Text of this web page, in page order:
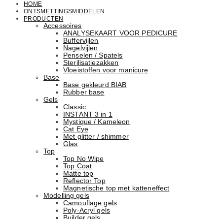
HOME
ONTSMETTINGSMIDDELEN
PRODUCTEN
Accessoires
ANALYSEKAART VOOR PEDICURE
Buffervijlen
Nagelvijlen
Penselen / Spatels
Sterilisatiezakken
Vloeistoffen voor manicure
Base
Basе gekleurd BIAB
Rubber basе
Gels
Classic
INSTANT 3 in 1
Mystique / Kameleon
Cat Eye
Met glitter / shimmer
Glas
Top
Top No Wipe
Top Coat
Matte top
Reflector Top
Magnetische top met katteneffect
Modelling gels
Camouflage gels
Poly-Acryl gels